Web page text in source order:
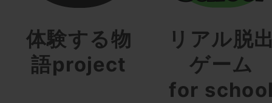
体験する物
語project
リアル脱
ゲーム
for